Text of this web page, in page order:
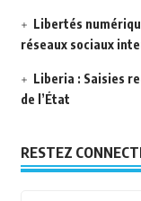
Libertés
réseaux sociaux
Liberia : Saisies
de l’État
RESTEZ